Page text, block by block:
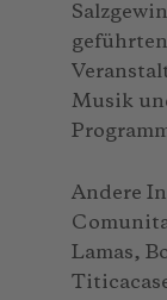
Musik
Andere
Lamas,